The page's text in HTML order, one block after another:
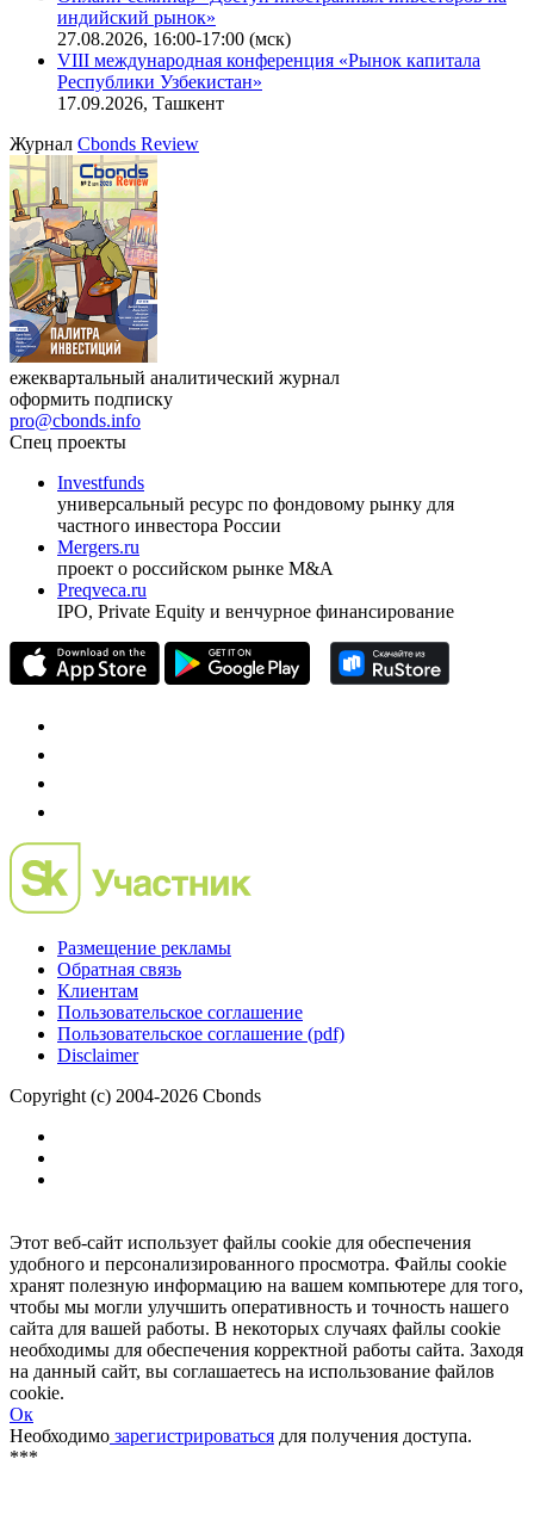
Онлайн-семинар «Новый стандарт инвестиций в
офисную недвижимость»
11.08.2026, 16:30-18:00 (мск)
Онлайн-семинар «Доступ иностранных инвесторов на
индийский рынок»
VIII международная конференция «Рынок капитала
Республики Узбекистан»
17.09.2026, Ташкент
ЖурналCbonds Review
ежеквартальный аналитический журнал
оформить подписку
pro@cbonds.info
Спец проекты
Investfunds
универсальный ресурс по фондовому рынку для
частного инвестора России
проект о российском рынке M&A
Preqveca.ru
Размещение рекламы
Обратная связь
Пользовательское соглашение
Copyright (c) 2004-2026 Cbonds
Этот веб-сайт использует файлы cookie для обеспечения
удобного и персонализированного просмотра. Файлы cookie
хранят полезную информацию на вашем компьютере для того,
чтобы мы могли улучшить оперативность и точность нашего
сайта для вашей работы. В некоторых случаях файлы cookie
необходимы для обеспечения корректной работы сайта. Заходя
на данный сайт, вы соглашаетесь на использование файлов